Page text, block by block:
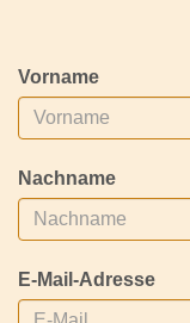
Vorname
Nachname
E-Mail-Adresse